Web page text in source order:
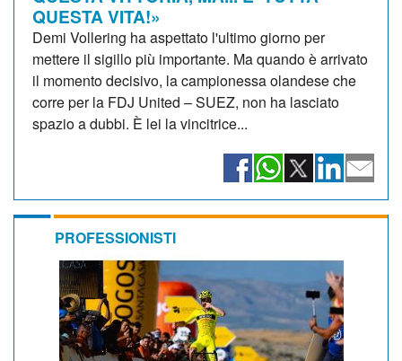
QUESTA VITA!»
Demi Vollering ha aspettato l'ultimo giorno per
mettere il sigillo più importante. Ma quando è arrivato
il momento decisivo, la campionessa olandese che
corre per la FDJ United – SUEZ, non ha lasciato
spazio a dubbi. È lei la vincitrice...
PROFESSIONISTI